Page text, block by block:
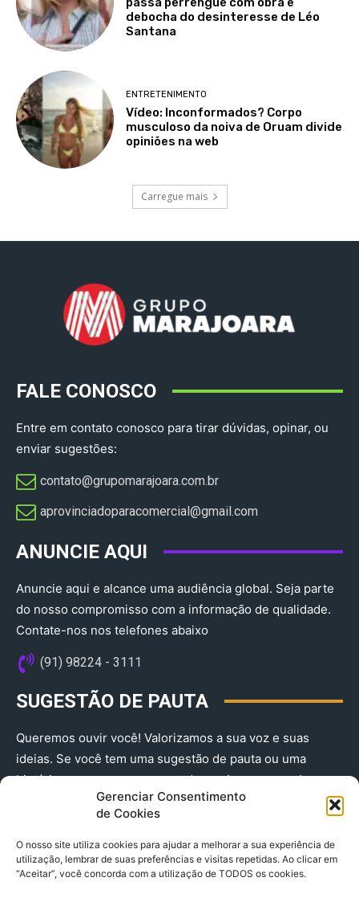
Gerenciar Consentimento
de Cookies
O nosso site utiliza cookies para ajudar a melhorar a sua experiência de
utilização, lembrar de suas preferências e visitas repetidas. Ao clicar em
“Aceitar”, você concorda com a utilização de TODOS os cookies.
debocha do desinteresse de Léo
Santana
ENTRETENIMENTO
Vídeo: Inconformados? Corpo
musculoso da noiva de Oruam divide
opiniões na web
Carregue mais
FALE CONOSCO
Entre em contato conosco para tirar dúvidas, opinar, ou
enviar sugestões:
contato@grupomarajoara.com.br
aprovinciadoparacomercial@gmail.com​
ANUNCIE AQUI
Anuncie aqui e alcance uma audiência global. Seja parte
do nosso compromisso com a informação de qualidade.
Contate-nos nos telefones abaixo
(91) 98224 - 3111
SUGESTÃO DE PAUTA
Queremos ouvir você! Valorizamos a sua voz e suas
ideias. Se você tem uma sugestão de pauta ou uma
história que merece ser contada, envie-nos agora!
(91) 98224 - 3111